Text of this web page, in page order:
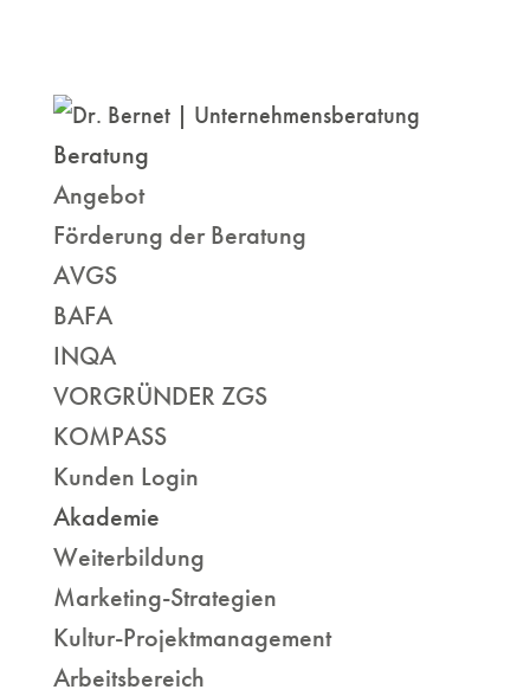
Beratung
Angebot
Förderung der Beratung
AVGS
BAFA
INQA
VORGRÜNDER ZGS
KOMPASS
Kunden Login
Akademie
Weiterbildung
Marketing-Strategien
Kultur-Projektmanagement
Arbeitsbereich